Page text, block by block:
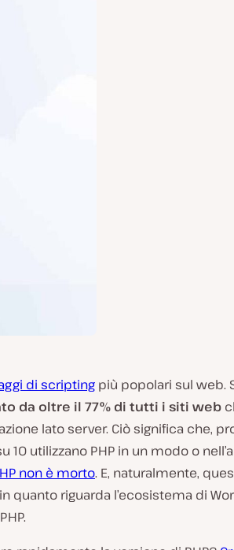
di scripting più popolari sul web.
da oltre il 77% di tutti i siti web
lato server. Ciò significa che,
10 utilizzano PHP in un modo o
non è morto. E, naturalmente,
quanto riguarda l’ecosistema di